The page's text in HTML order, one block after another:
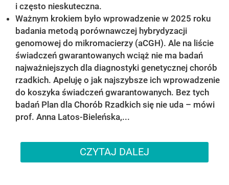
i często nieskuteczna.
Ważnym krokiem było wprowadzenie w 2025 roku
badania metodą porównawczej hybrydyzacji
genomowej do mikromacierzy (aCGH). Ale na liście
świadczeń gwarantowanych wciąż nie ma badań
najważniejszych dla diagnostyki genetycznej chorób
rzadkich. Apeluję o jak najszybsze ich wprowadzenie
do koszyka świadczeń gwarantowanych. Bez tych
badań Plan dla Chorób Rzadkich się nie uda – mówi
prof. Anna Latos-Bieleńska,...
CZYTAJ DALEJ